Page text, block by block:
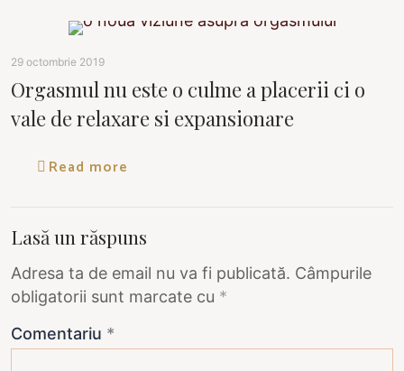
29 octombrie 2019
Orgasmul nu este o culme a placerii ci o
vale de relaxare si expansionare
Read more
Lasă un răspuns
Adresa ta de email nu va fi publicată. Câmpurile
obligatorii sunt marcate cu *
Comentariu *